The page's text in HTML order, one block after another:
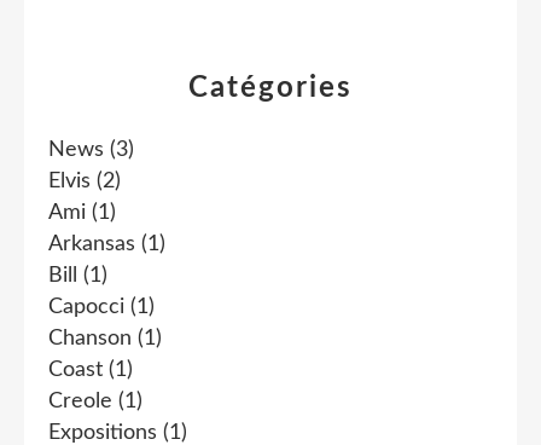
Catégories
News (3)
Elvis (2)
Ami (1)
Arkansas (1)
Bill
(1)
Capocci (1)
Chanson (1)
Coast (1)
Creole (1)
Expositions (1)